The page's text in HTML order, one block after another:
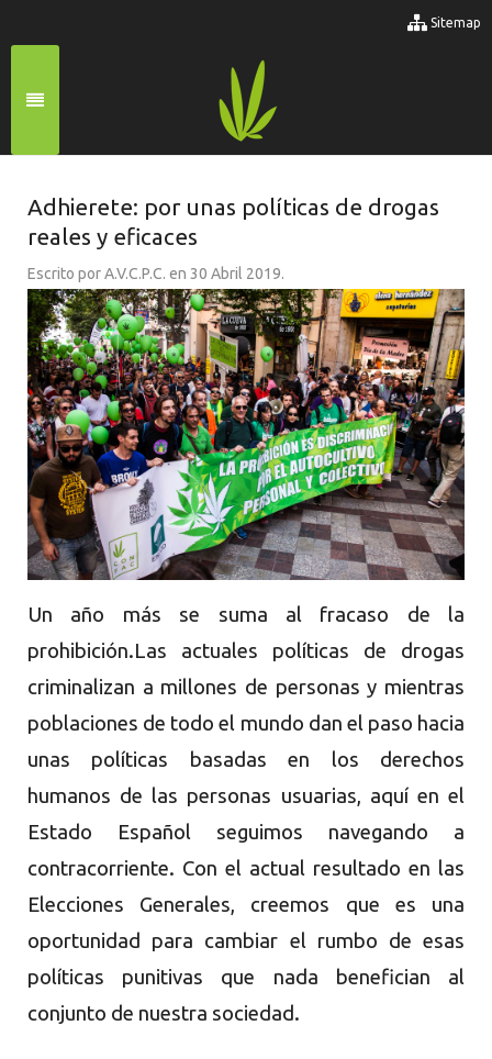
Sitemap
Adhierete: por unas políticas de drogas
reales y eficaces
Escrito por A.V.C.P.C. en 30 Abril 2019.
Un año más se suma al fracaso de la
prohibición.Las actuales políticas de drogas
criminalizan a millones de personas y mientras
poblaciones de todo el mundo dan el paso hacia
unas políticas basadas en los derechos
humanos de las personas usuarias, aquí en el
Estado Español seguimos navegando a
contracorriente. Con el actual resultado en las
Elecciones Generales, creemos que es una
oportunidad para cambiar el rumbo de esas
políticas punitivas que nada benefician al
conjunto de nuestra sociedad.